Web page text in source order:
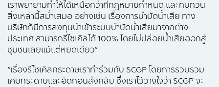
เราพยายามทำให้ได้เหนือกว่าที่กฎหมายกำหนด และทบทวน
สิ่งเหล่านี้สม่ำเสมอ อย่างเช่น เรื่องการบำบัดน้ำเสีย ทาง
บริษัทก็มีการลงทุนนำเข้าระบบบำบัดน้ำเสียมาจากต่าง
ประเทศ สามารถรีไซเคิลได้ 100% โดยไม่ปล่อยน้ำเสียออกสู่
ชุมชนเลยแม้แต่หยดเดียว”
“เรื่องรีไซเคิลกระดาษเราทำร่วมกับ SCGP โดยการรวบรวม
เศษกระดาษและอัดก้อนส่งกลับ ซึ่งเราไว้วางใจว่า SCGP จะ